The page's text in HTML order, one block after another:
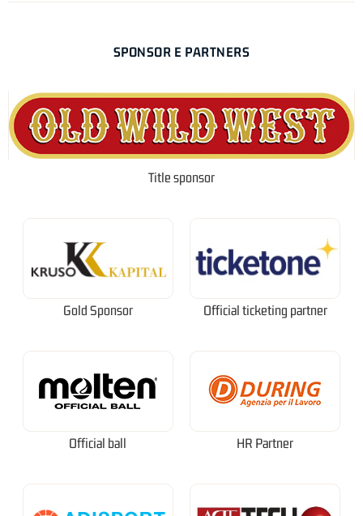
SPONSOR E PARTNERS
Title sponsor
Gold Sponsor Official ticketing partner
Official ball HR Partner